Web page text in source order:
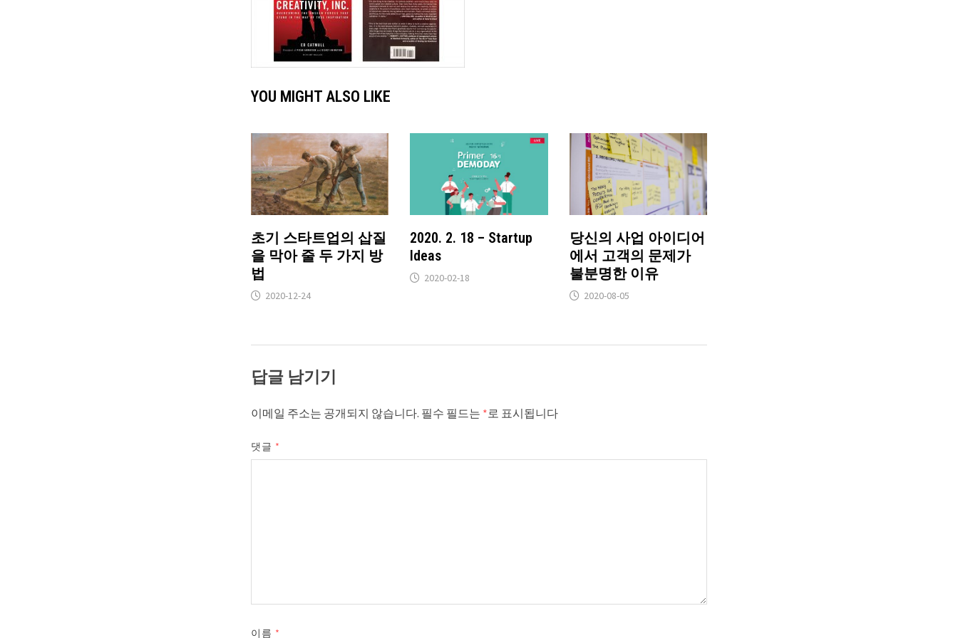
YOU MIGHT ALSO LIKE
초기 스타트업의 삽질
을 막아 줄 두 가지 방
법
2020-12-24
2020. 2. 18 – Startup
Ideas
2020-02-18
당신의 사업 아이디어
에서 고객의 문제가
불분명한 이유
2020-08-05
답글 남기기
이메일 주소는 공개되지 않습니다. 필수 필드는 *로 표시됩니다
댓글 *
이름 *